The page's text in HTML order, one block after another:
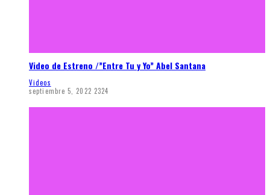
Video de Estreno /”Entre Tu y Yo” Abel Santana
Videos
septiembre 5, 2022 2324